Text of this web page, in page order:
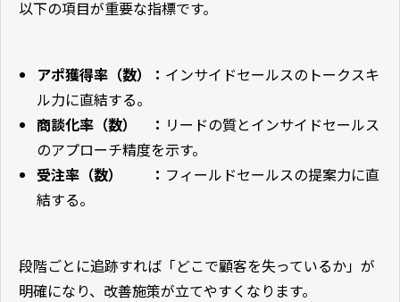
以下の項目が重要な指標です。
アポ獲得率（数）： インサイドセールスのトークスキ
ル力に直結する。
商談化率（数） ： リードの質とインサイドセールス
のアプローチ精度を示す。
受注率（数） ： フィールドセールスの提案力に直
結する。
段階ごとに追跡すれば「どこで顧客を失っているか」が
明確になり、改善施策が立てやすくなります。